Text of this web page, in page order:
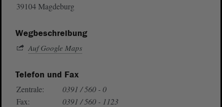
39104 Magdeburg
Wegbeschreibung
Auf Google Maps
Telefon und Fax
Zentrale:
0391 / 560 - 0
Fax:
0391 / 560 - 1123